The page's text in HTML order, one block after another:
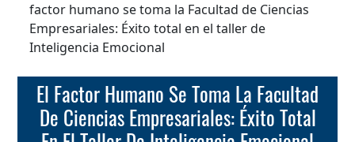
factor humano se toma la Facultad de Ciencias
Empresariales: Éxito total en el taller de
Inteligencia Emocional
El Factor Humano Se Toma La Facultad
De Ciencias Empresariales: Éxito Total